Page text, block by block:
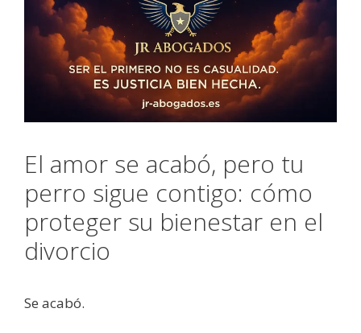
El amor se acabó, pero tu
perro sigue contigo: cómo
proteger su bienestar en el
divorcio
Se acabó.